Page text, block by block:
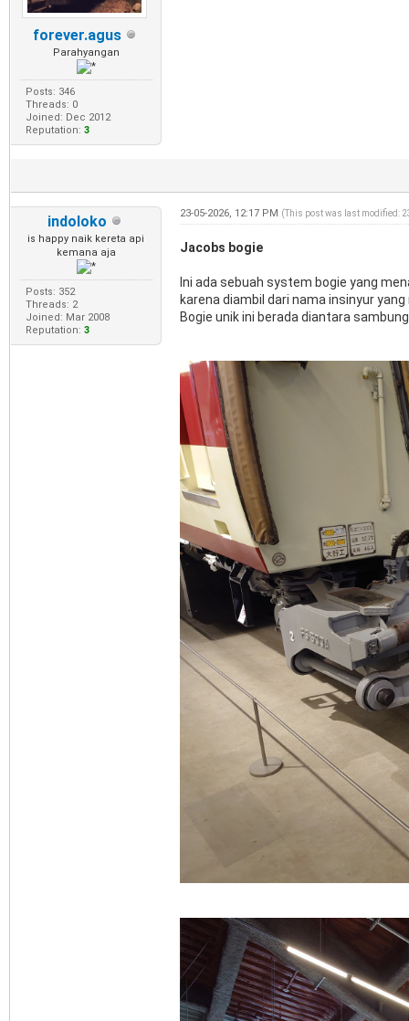
forever.agus
Parahyangan
Posts: 346
Threads: 0
Joined: Dec 2012
Reputation: 3
indoloko
is happy naik kereta api
kemana aja
Posts: 352
Threads: 2
Joined: Mar 2008
Reputation: 3
23-05-2026, 12:17 PM (This post was last modified:
Jacobs bogie
Ini ada sebuah system bogie yang
karena diambil dari nama insinyur
Bogie unik ini berada diantara